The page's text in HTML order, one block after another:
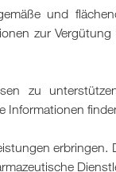
und
zur
zu
erbringen.